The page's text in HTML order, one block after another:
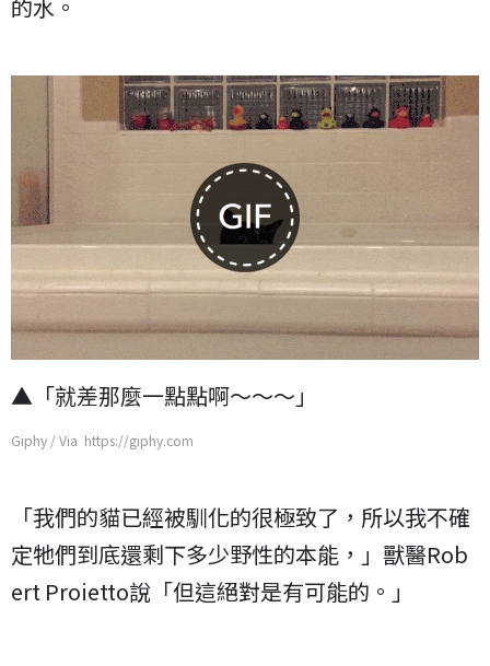
的水。
▲「就差那麼一點點啊～～～」
Giphy / Via https://giphy.com
「我們的貓已經被馴化的很極致了，所以我不確
定牠們到底還剩下多少野性的本能，」獸醫Rob
ert Proietto說「但這絕對是有可能的。」